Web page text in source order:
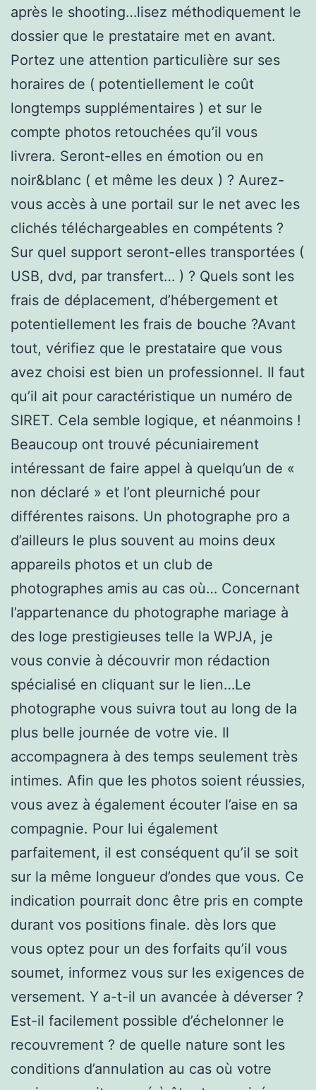
après le shooting…lisez méthodiquement le
dossier que le prestataire met en avant.
Portez une attention particulière sur ses
horaires de ( potentiellement le coût
longtemps supplémentaires ) et sur le
compte photos retouchées qu’il vous
livrera. Seront-elles en émotion ou en
noir&blanc ( et même les deux ) ? Aurez-
vous accès à une portail sur le net avec les
clichés téléchargeables en compétents ?
Sur quel support seront-elles transportées (
USB, dvd, par transfert… ) ? Quels sont les
frais de déplacement, d’hébergement et
potentiellement les frais de bouche ?Avant
tout, vérifiez que le prestataire que vous
avez choisi est bien un professionnel. Il faut
qu’il ait pour caractéristique un numéro de
SIRET. Cela semble logique, et néanmoins !
Beaucoup ont trouvé pécuniairement
intéressant de faire appel à quelqu’un de «
non déclaré » et l’ont pleurniché pour
différentes raisons. Un photographe pro a
d’ailleurs le plus souvent au moins deux
appareils photos et un club de
photographes amis au cas où… Concernant
l’appartenance du photographe mariage à
des loge prestigieuses telle la WPJA, je
vous convie à découvrir mon rédaction
spécialisé en cliquant sur le lien…Le
photographe vous suivra tout au long de la
plus belle journée de votre vie. Il
accompagnera à des temps seulement très
intimes. Afin que les photos soient réussies,
vous avez à également écouter l’aise en sa
compagnie. Pour lui également
parfaitement, il est conséquent qu’il se soit
sur la même longueur d’ondes que vous. Ce
indication pourrait donc être pris en compte
durant vos positions finale. dès lors que
vous optez pour un des forfaits qu’il vous
soumet, informez vous sur les exigences de
versement. Y a-t-il un avancée à déverser ?
Est-il facilement possible d’échelonner le
recouvrement ? de quelle nature sont les
conditions d’annulation au cas où votre